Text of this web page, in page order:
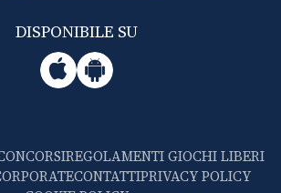
DISPONIBILE SU
REGOLAMENTI GIOCHI LIBERI
CONTATTIPRIVACY POLICY